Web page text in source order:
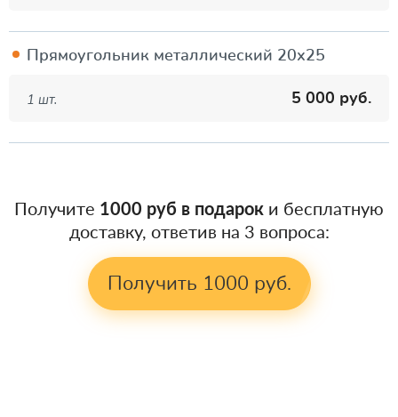
Прямоугольник металлический 20х25
1 шт. 5 000 руб.
Получите 1000 руб в подарок и бесплатную
доставку, ответив на 3 вопроса:
Получить 1000 руб.